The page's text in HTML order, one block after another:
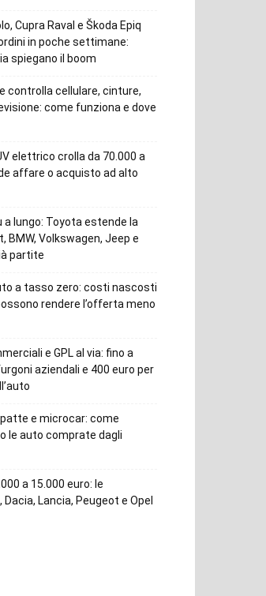
Cupra Raval e Škoda Epiq
in poche settimane:
spiegano il boom
controlla cellulare, cinture,
come funziona e dove
elettrico crolla da 70.000 a
affare o acquisto ad alto
lungo: Toyota estende la
BMW, Volkswagen, Jeep e
partite
a tasso zero: costi nascosti
rendere l’offerta meno
e GPL al via: fino a
aziendali e 400 euro per
e microcar: come
le auto comprate dagli
a 15.000 euro: le
Lancia, Peugeot e Opel